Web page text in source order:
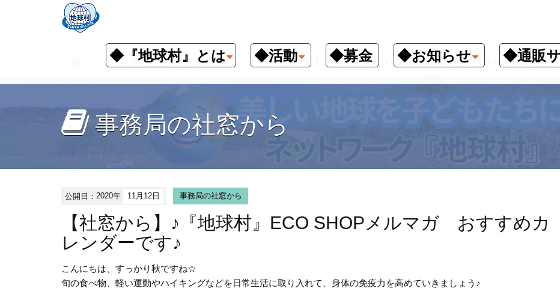
◆『地球村』とは ◆活動 ◆募金 ◆お知らせ ◆通販
お知らせ 事務局の社窓から 【社窓から】♪『地球村』ECO SHOPメルマガ おすすめカレンダーで
事務局の社窓から
公開日：2020年 11月12日 事務局の社窓から
【社窓から】♪『地球村』ECO SHOPメルマガ おすすめカ
レンダーです♪
こんにちは、 すっかり秋ですね☆
旬の食べ物、軽い運動やハイキングなどを日常生活に取り入れて、身体の免疫力を高めていきましょう♪